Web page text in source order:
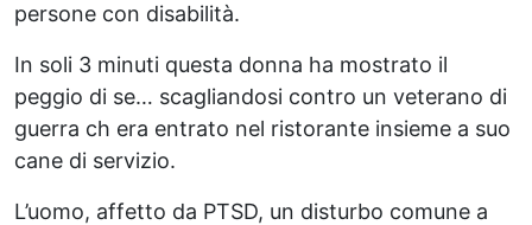
persone con disabilità.
In soli 3 minuti questa donna ha mostrato il
peggio di se… scagliandosi contro un veterano di
guerra ch era entrato nel ristorante insieme a suo
cane di servizio.
L’uomo, affetto da PTSD, un disturbo comune a